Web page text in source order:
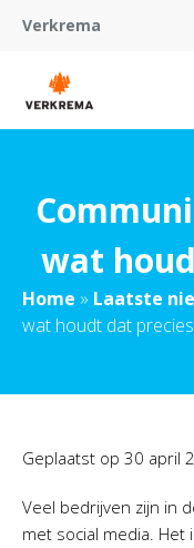
Verkrema
wat
Home » Laatste
wat houdt dat
Geplaatst op 30 april
Veel bedrijven zijn in
met social media. Het